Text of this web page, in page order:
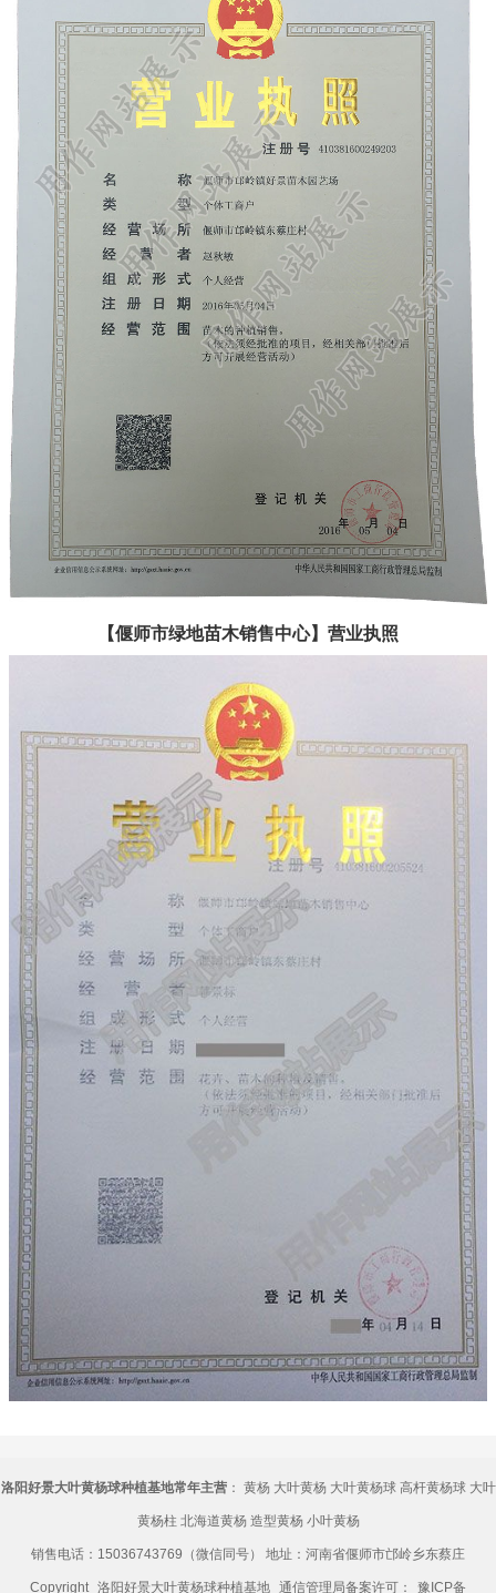
【偃师市绿地苗木销售中心】营业执照
洛阳好景大叶黄杨球种植基地常年主营： 黄杨 大叶黄杨 大叶黄杨球 高杆黄杨球 大叶
黄杨柱 北海道黄杨 造型黄杨 小叶黄杨
销售电话：15036743769（微信同号） 地址：河南省偃师市邙岭乡东蔡庄
Copyright 洛阳好景大叶黄杨球种植基地 通信管理局备案许可： 豫ICP备